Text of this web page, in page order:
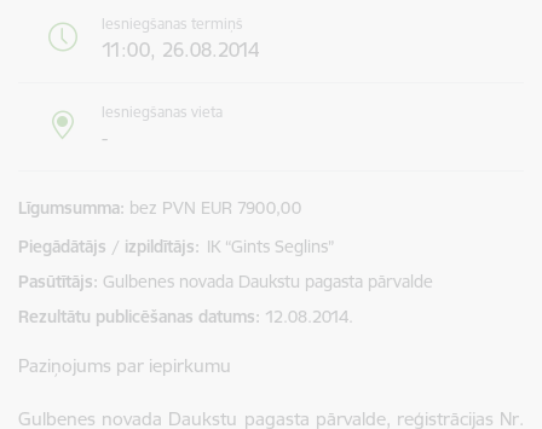
Iesniegšanas termiņš
11:00, 26.08.2014
Iesniegšanas vieta
-
Līgumsumma bez PVN EUR 7900,00
Piegādātājs / izpildītājs: IK “Gints Seglins”
Pasūtītājs Gulbenes novada Daukstu pagasta pārvalde
Rezultātu publicēšanas datums 12.08.2014.
Paziņojums par iepirkumu
Gulbenes novada Daukstu pagasta pārvalde, reģistrācijas Nr.